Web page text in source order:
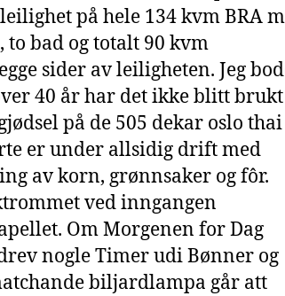
på hele 134 kvm BRA
to bad og totalt 90 kvm
sider av leiligheten. Jeg
40 år har det ikke blitt brukt
på de 505 dekar oslo thai
er under allsidig drift med
av korn, grønnsaker og fôr.
ved inngangen
Om Morgenen for Dag
nogle Timer udi Bønner og
biljardlampa går att